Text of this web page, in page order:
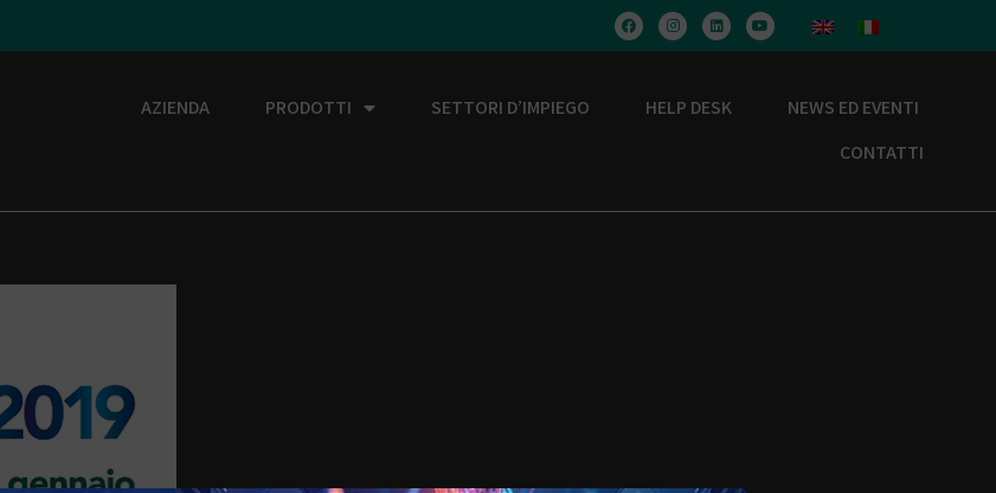
AZIENDA PRODOTTI SETTORI D’IMPIEGO HELP DESK
NEWS ED EVENTI
CONTATTI